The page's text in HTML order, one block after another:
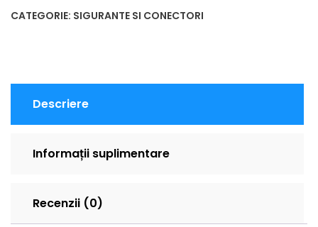
CATEGORIE: SIGURANTE SI CONECTORI
Descriere
Informații suplimentare
Recenzii (0)